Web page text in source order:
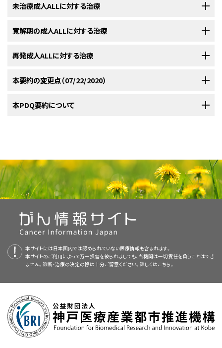
脱力または疲労。
発熱または盗汗。
血、皮膚の紫斑、点状出血[皮下の平坦で小さな斑点]）。
骨または関節の痛み。
特に頸部、腋窩、鼠径部のリンパ節にみられ、通常は痛みを伴
わないリンパ節腫脹。
腹部の腫脹または不快感。
頻繁な感染。
ALLは、小児および成人のいずれでも発生する。ALLは小児がんの中で最も
多くみられ、治療により治癒する可能性が高くなる。成人の予後は、小児ほ
ど楽観的ではない。本要約では、成人のALLについて考察する。（小児の
形態学的特徴。
細胞遺伝学的特性。
免疫学的細胞表面マーカーおよび生化学マーカー。
細胞化学。
未成熟で多形性）が大半を占めている。[1]L3（バーキット型）急性リンパ芽
球性白血病（ALL）は、他の2つのFABサブタイプよりさらに少ない。その特徴
として、細胞質空胞変性および免疫グロブリンの表面発現を伴う芽球が認
められ、骨髄にはアポトーシスを起こした多数の細胞が存在するために、 星
の免疫グロブリン遺伝子座への転座：t（2;8）、t（8;12）、およびt（8;22）を含む
多様な転座と関係している。
急性白血病を認める患者の一部には、形態学的にフィラデルフィア染色体
（Ph1）と区別できない細胞遺伝学的異常が存在する可能性がある。
]
が、ALL成人では約20％にみられ、ALL小児での発生率はわずかである。
]Ph1陽性のALLを有する小児の大多数および成人の過半数における分
子的異常は、Ph1陽性の慢性骨髄性白血病（CML）のものと異なる。
Ph1を特徴付けるBCR-ABL 融合遺伝子の分子的証拠を有する多くの患者
は、異常染色体を示す細胞遺伝学的証拠をもたない。多くのALL患者にみ
新たにALLと診断され、まだ治療を受けていない患者に対して、未治療の成
人急性リンパ芽球性白血病（ALL）は、以下に従って定義される：
白血球の数および分画の異常。
この疾患による症候および症状。
寛解期の成人ALL
ALLに対する寛解導入療法を受けた患者で、以下の基準のすべてを満たせ
ば、寛解期である：
骨髄中の細胞構成が正常で、芽球が5％以下。
ALLによる症候または症状が認められない。
急性リンパ芽球性白血病（ALL）の治療の成功は、骨髄と全身性疾患の管
防）にかかっている。 [1][2]この戦略の要には、全身的に施される併用化
（髄腔内および/または高用量の全身治療）と、場合によっては頭蓋放射線療
治療は以下の3段階に分かれる：
CNS予防。
寛解後（寛解持続または維持とも呼ばれる）。
3年である。比較的若いALL患者は、選ばれた小児ALLの臨床試験に参加で
きる場合もある。（詳しい情報については、小児急性リンパ芽球性白血病の
患者に適切な治療を保証するとともに、反応は良好だが通常は致死的なこ
の疾患の治療から最大限の情報検索を確保するためには、臨床試験への参
加が強く望まれる。
未治療成人ALLに対する治療
未治療成人ALLに対する標準治療法の選択肢
未治療成人急性リンパ芽球性白血病（ALL）に対する標準治療法の選択肢
以下を含む 寛解導入療法
メシル酸イマチニブ（適応はフィラデルフィア染色体
[Ph1]陽性のALL患者）。
メシル酸イマチニブと併用化学療法との併用（適応は
Ph1陽性のALL患者）。
支持療法。
寛解期の成人ALLに対する治療
寛解期の成人ALLに対する標準治療法の選択肢
寛解期の成人急性リンパ芽球性白血病（ALL）に対する標準治療法の選択
以下を含む
化学療法。
イマチニブ、ニロチニブ、またはダサチニブなどのBCR-
自家または同種骨髄移植（BMT）。
以下を含む中枢神経系（CNS）予防療法：
再発成人ALLに対する治療
再発成人ALLに対する標準治療法の選択肢
再発成人急性リンパ芽球性白血病（ALL）に対する標準治療法の選択肢に
イノツズマブ オゾガマイシンの後に同種BMT。
症状緩和目的の放射線療法
（適応は症候性再発患者）。
ダサチニブ（適応はフィラデルフィア染色体[Ph1]陽性のALL患者）。
再導入化学療法の後に同種BMT
化学療法および維持療法の後に再燃を認めたALL患者では、化学療法を単
独で続けても治癒が得られる可能性は低い。このような患者では、再導入療
法の後に同種BMTを検討すべきである。
ブリナツモマブはCD19およびCD3を標的とする二重特異性抗体で、再燃ま
たは難治性B細胞ALL患者における使用について米国食品医薬品局（FDA）
により承認されている。
本要約の変更点（07/22/2020）
PDQがん情報要約は定期的に見直され、新情報が利用可能になり次第更
本要約は PDQ Adult Treatment Editorial Board
が作成と内容の更新を
行っており、編集に関してはNCIから独立している。本要約は独自の文献レ
ビューを反映しており、NCIまたはNIHの方針声明を示すものではない。
PDQ要約の更新におけるPDQ編集委員会の役割および要約の方針に関す
る詳しい情報については、 本PDQ要約について
Comprehensive Cancer Database
を参照のこと。
本PDQ要約について
治療について、包括的な、専門家の査読を経た、そして証拠に基づいた情報
を提供する。本要約は、がん患者を治療する臨床家に情報を与え支援する
ための情報資源として作成されている。これは医療における意思決定のた
査読者および更新情報
本要約は編集作業において米国国立がん研究所（NCI）とは独立した
Adult Treatment Editorial Boardにより定期的に見直され、随時更新され
研究所（NIH）の方針声明を示すものではない。
委員会のメンバーは毎月、最近発表された記事を見直し、記事に対して以下
を行うべきか決定する：
本サイトには日本国内では認められていない医療情報も含まれます。
本サイトのご利用によって万一損害を被られましても、当機関は一切責任を負うことはでき
ません。診断・治療の決定の際は十分ご留意ください。詳しくはこちら。